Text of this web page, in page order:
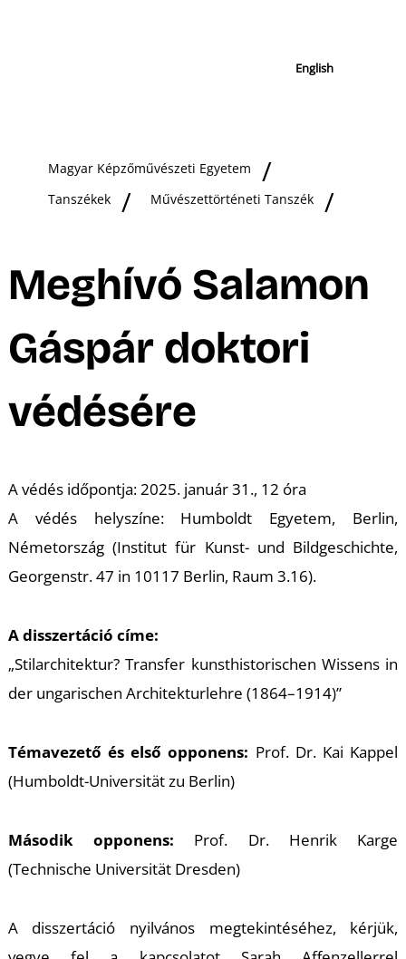
English
Magyar Képzőművészeti Egyetem
Tanszékek
Művészettörténeti Tanszék
Meghívó Salamon
Gáspár doktori
védésére
A védés időpontja: 2025. január 31., 12 óra
A védés helyszíne: Humboldt Egyetem, Berlin,
Németország (Institut für Kunst- und Bildgeschichte,
Georgenstr. 47 in 10117 Berlin, Raum 3.16).
A disszertáció címe:
„Stilarchitektur? Transfer kunsthistorischen Wissens in
der ungarischen Architekturlehre (1864–1914)”
Témavezető és első opponens: Prof. Dr. Kai Kappel
(Humboldt-Universität zu Berlin)
Második opponens: Prof. Dr. Henrik Karge
(Technische Universität Dresden)
A disszertáció nyilvános megtekintéséhez, kérjük,